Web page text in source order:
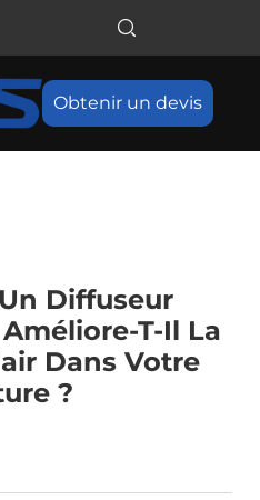
Obtenir un devis
Diffuseur
T-Il La
Dans Votre
?